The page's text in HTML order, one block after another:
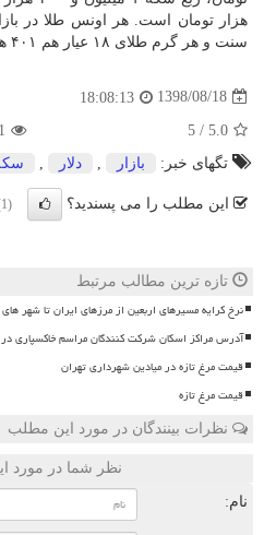
هزار تومان است. هر اونس طلا در
سنت و هر گرم طلای ۱۸ عیار هم ۴۰۱ هزار تومان است.
1398/08/18
18:08:13
5.0
/
5
تگهای خبر:
بازار دلار
این مطلب را می پسندید؟ (1)
تازه ترین مطالب مرتبط
نرخ کرایه مسیرهای اربعین از مرزهای ایران تا شهر
آدرس مراکز اسکان شرکت کنندگان مراسم خاکسپاری
قیمت مرغ تازه در میادین شهرداری تهران
قیمت مرغ تازه
نظرات بینندگان در مورد این مطلب
نظر شما در مورد
نام: